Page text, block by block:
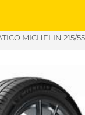
MICHELIN 215/